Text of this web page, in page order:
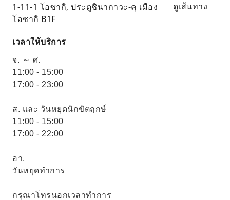
1-11-1 โอซากิ, ประตูชินากาวะ-คุ เมือง
โอซากิ B1F
ดูเส้นทาง
เวลาให้บริการ
จ. ～ ศ.
11:00 - 15:00
17:00 - 23:00
ส. และ วันหยุดนักขัตฤกษ์
11:00 - 15:00
17:00 - 22:00
อา.
วันหยุดทำการ
กรุณาโทรนอกเวลาทำการ